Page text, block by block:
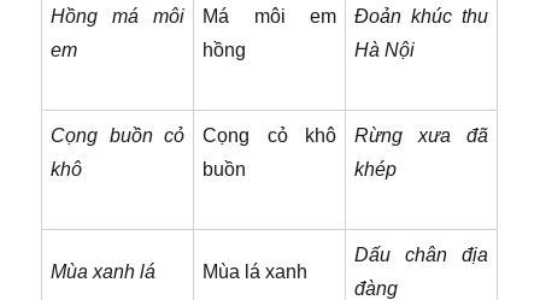
Hồng má môi
em
Má môi em
hồng
Đoản khúc thu
Hà Nội
Cọng buồn cỏ
khô
Cọng cỏ khô
buồn
Rừng xưa đã
khép
Mùa xanh lá Mùa lá xanh
Dấu chân địa
đàng